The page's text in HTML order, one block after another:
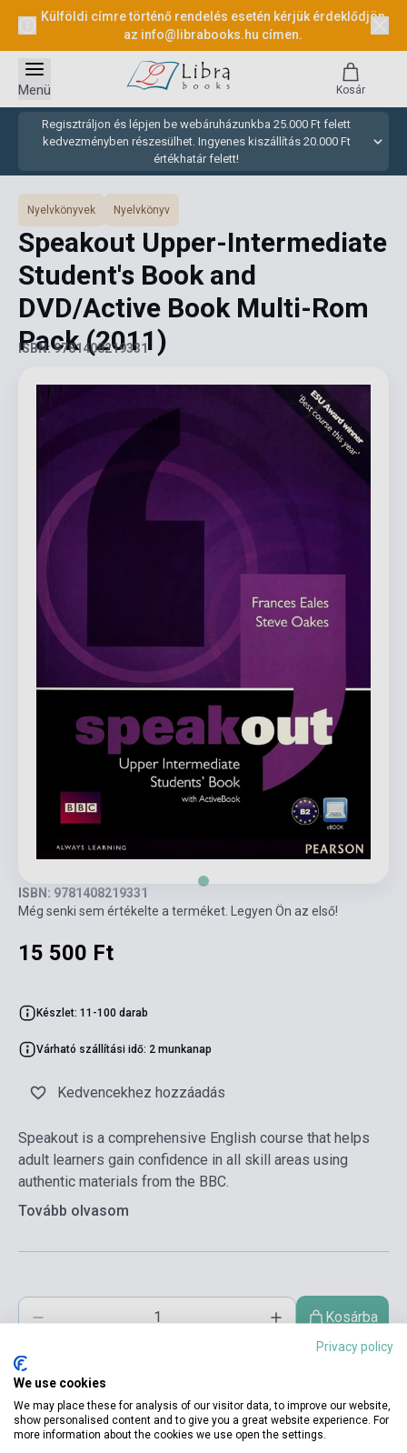
Külföldi címre történő rendelés esetén kérjük érdeklődjön
az info@librabooks.hu címen.
Regisztráljon és lépjen be webáruházunkba 25.000 Ft felett
kedvezményben részesülhet. Ingyenes kiszállítás 20.000 Ft
értékhatár felett!
Menü Kosár
Nyelvkönyvek Nyelvkönyv
Speakout Upper-Intermediate
Student's Book and
DVD/Active Book Multi-Rom
Pack(2011)
ISBN: 9781408219331
ISBN: 9781408219331
Még senki sem értékelte a terméket. Legyen Ön az első!
15 500 Ft
Készlet: 11-100 darab
Várható szállítási idő: 2 munkanap
Kedvencekhez hozzáadás
Speakout is a comprehensive English course that helps
adult learners gain confidence in all skill areas using
authentic materials from the BBC.
Tovább olvasom
Kosárba
Privacy policy
We use cookies
We may place these for analysis of our visitor data, to improve our website,
show personalised content and to give you a great website experience. For
more information about the cookies we use open the settings.